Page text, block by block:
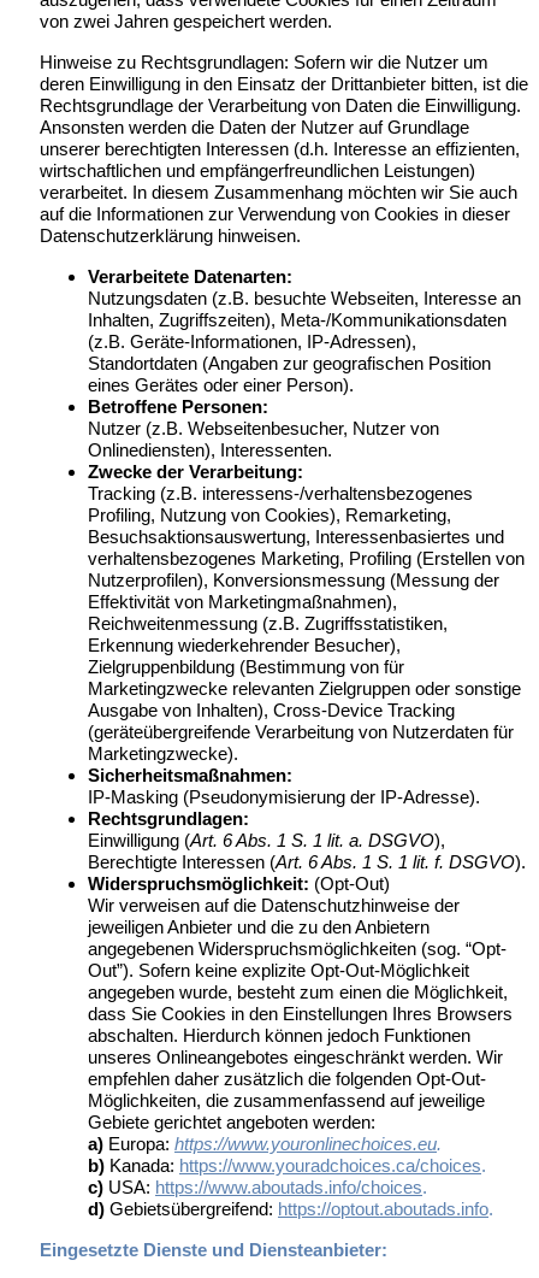
von zwei Jahren gespeichert werden.
Hinweise zu Rechtsgrundlagen: Sofern wir die Nutzer um
deren Einwilligung in den Einsatz der Drittanbieter bitten, ist die
Rechtsgrundlage der Verarbeitung von Daten die Einwilligung.
Ansonsten werden die Daten der Nutzer auf Grundlage
unserer berechtigten Interessen (d.h. Interesse an effizienten,
wirtschaftlichen und empfängerfreundlichen Leistungen)
verarbeitet. In diesem Zusammenhang möchten wir Sie auch
auf die Informationen zur Verwendung von Cookies in dieser
Datenschutzerklärung hinweisen.
Verarbeitete Datenarten:
Nutzungsdaten (z.B. besuchte Webseiten, Interesse an
Inhalten, Zugriffszeiten), Meta-/Kommunikationsdaten
(z.B. Geräte-Informationen, IP-Adressen),
Standortdaten (Angaben zur geografischen Position
eines Gerätes oder einer Person).
Betroffene Personen:
Nutzer (z.B. Webseitenbesucher, Nutzer von
Onlinediensten), Interessenten.
Zwecke der Verarbeitung:
Tracking (z.B. interessens-/verhaltensbezogenes
Profiling, Nutzung von Cookies), Remarketing,
Besuchsaktionsauswertung, Interessenbasiertes und
verhaltensbezogenes Marketing, Profiling (Erstellen von
Nutzerprofilen), Konversionsmessung (Messung der
Effektivität von Marketingmaßnahmen),
Reichweitenmessung (z.B. Zugriffsstatistiken,
Erkennung wiederkehrender Besucher),
Zielgruppenbildung (Bestimmung von für
Marketingzwecke relevanten Zielgruppen oder sonstige
Ausgabe von Inhalten), Cross-Device Tracking
(geräteübergreifende Verarbeitung von Nutzerdaten für
Marketingzwecke).
Sicherheitsmaßnahmen:
IP-Masking (Pseudonymisierung der IP-Adresse).
Rechtsgrundlagen:
Einwilligung (Art. 6 Abs. 1 S. 1 lit. a. DSGVO),
Berechtigte Interessen (Art. 6 Abs. 1 S. 1 lit. f. DSGVO).
Widerspruchsmöglichkeit: (Opt-Out)
Wir verweisen auf die Datenschutzhinweise der
jeweiligen Anbieter und die zu den Anbietern
angegebenen Widerspruchsmöglichkeiten (sog. “Opt-
Out”). Sofern keine explizite Opt-Out-Möglichkeit
angegeben wurde, besteht zum einen die Möglichkeit,
dass Sie Cookies in den Einstellungen Ihres Browsers
abschalten. Hierdurch können jedoch Funktionen
unseres Onlineangebotes eingeschränkt werden. Wir
empfehlen daher zusätzlich die folgenden Opt-Out-
Möglichkeiten, die zusammenfassend auf jeweilige
Gebiete gerichtet angeboten werden:
a) Europa: https://www.youronlinechoices.eu.
b) Kanada: https://www.youradchoices.ca/choices.
c) USA: https://www.aboutads.info/choices.
d) Gebietsübergreifend: https://optout.aboutads.info.
Eingesetzte Dienste und Diensteanbieter: